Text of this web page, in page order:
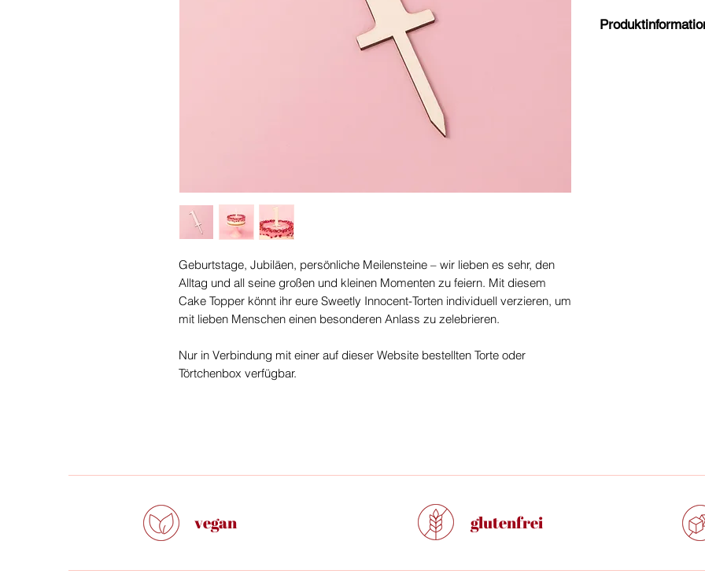
Geburtstage, Jubiläen, persönliche Meilensteine – wir lieben es sehr, den
Alltag und all seine großen und kleinen Momenten zu feiern. Mit diesem
Cake Topper könnt ihr eure Sweetly Innocent-Torten individuell verzieren, um
mit lieben Menschen einen besonderen Anlass zu zelebrieren.
Nur in Verbindung mit einer auf dieser Website bestellten Torte oder
Törtchenbox verfügbar.
vegan glutenfrei